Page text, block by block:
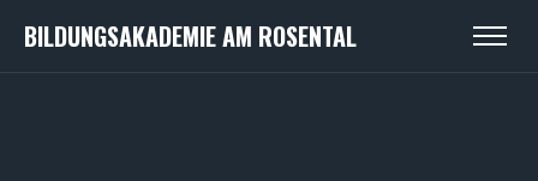
BILDUNGSAKADEMIE AM ROSENTAL